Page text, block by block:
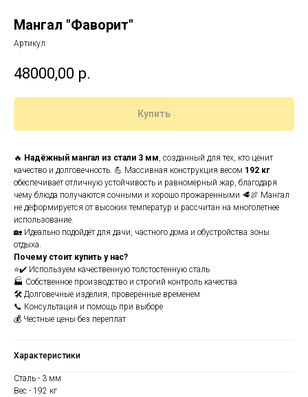
Мангал "Фаворит"
Артикул:
48000,00 р.
Купить
🔥 Надёжный мангал из стали 3 мм, созданный для тех, кто ценит
качество и долговечность. 💪 Массивная конструкция весом 192 кг
обеспечивает отличную устойчивость и равномерный жар, благодаря
чему блюда получаются сочными и хорошо прожаренными 🥩🍖 Мангал
не деформируется от высоких температур и рассчитан на многолетнее
использование.
🏡 Идеально подойдёт для дачи, частного дома и обустройства зоны
отдыха.
Почему стоит купить у нас?
⭐✔️ Используем качественную толстостенную сталь
🏭 Собственное производство и строгий контроль качества
🛠️ Долговечные изделия, проверенные временем
📞 Консультация и помощь при выборе
💰 Честные цены без переплат
Характеристики
Сталь - 3 мм
Вес - 192 кг